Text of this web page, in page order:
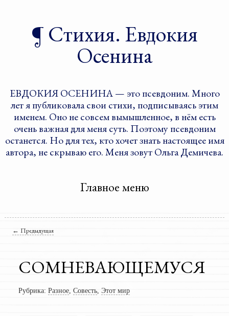
Стихия. Евдокия
Осенина
ЕВДОКИЯ ОСЕНИНА — это псевдоним. Много
лет я публиковала свои стихи, подписываясь этим
именем. Оно не совсем вымышленное, в нём есть
очень важная для меня суть. Поэтому псевдоним
останется. Но для тех, кто хочет знать настоящее имя
автора, не скрываю его. Меня зовут Ольга Демичева.
Главное меню
Навигация по записям
← Предыдущая
СОМНЕВАЮЩЕМУСЯ
Рубрика: Разное, Совесть, Этот мир